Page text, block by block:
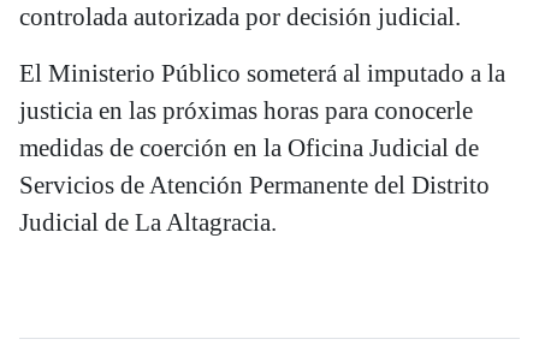
controlada autorizada por decisión judicial.
El Ministerio Público someterá al imputado a la
justicia en las próximas horas para conocerle
medidas de coerción en la Oficina Judicial de
Servicios de Atención Permanente del Distrito
Judicial de La Altagracia.